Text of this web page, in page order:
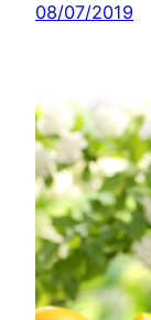
08/07/2019